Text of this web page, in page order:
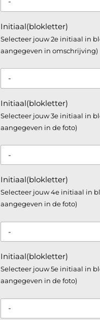
Initiaal(blokletter)
Selecteer jouw 2e initiaal in
aangegeven in omschrijving)
Initiaal(blokletter)
Selecteer jouw 3e initiaal in
aangegeven in de foto)
Initiaal(blokletter)
Selecteer jouw 4e initiaal in
aangegeven in de foto)
Initiaal(blokletter)
Selecteer jouw 5e initiaal in
aangegeven in de foto)